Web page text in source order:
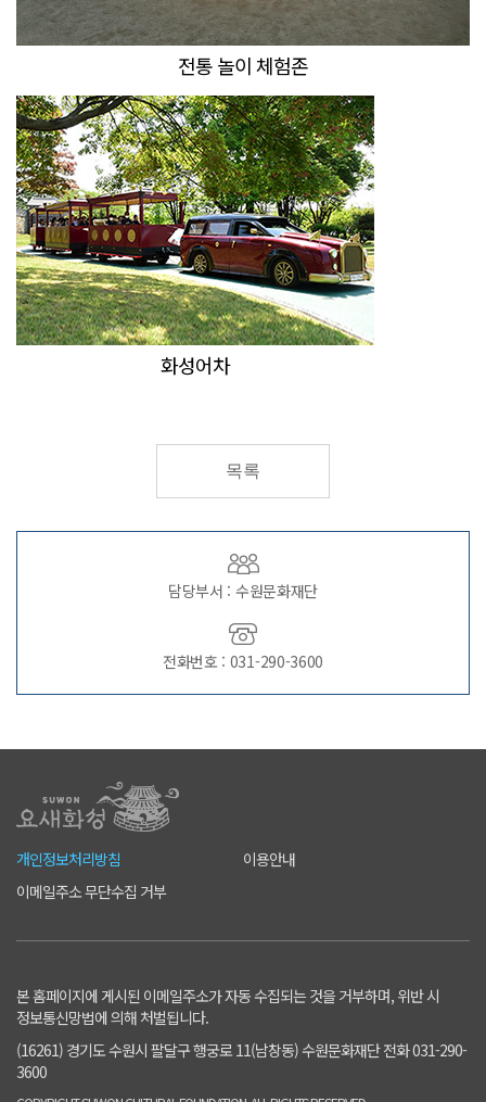
전통 놀이 체험존
화성어차
목록
담당부서 : 수원문화재단
전화번호 : 031-290-3600
개인정보처리방침
이용안내
이메일주소 무단수집 거부
본 홈페이지에 게시된 이메일주소가 자동 수집되는 것을 거부하며, 위반 시
정보통신망법에 의해 처벌됩니다.
(16261) 경기도 수원시 팔달구 행궁로 11(남창동) 수원문화재단 전화 031-290-
3600